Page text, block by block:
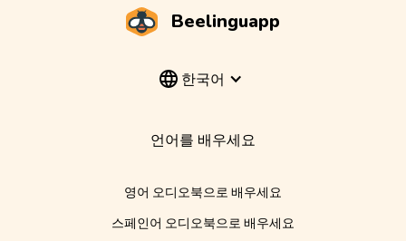
Beelinguapp
한국어
언어를 배우세요
영어 오디오북으로 배우세요
스페인어 오디오북으로 배우세요